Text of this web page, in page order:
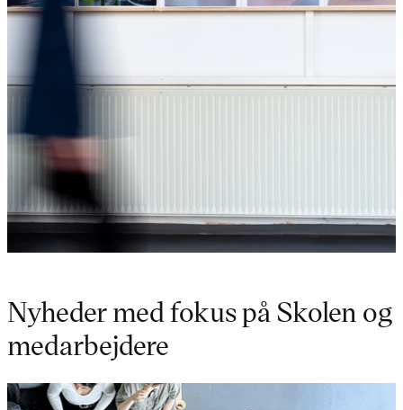
Nyheder med fokus på Skolen og
medarbejdere